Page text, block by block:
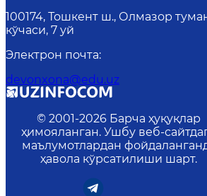
100174, Тошкент ш., Олмазор
кўчаси, 7 уй
Электрон почта:
devonxona@edu.uz
© 2001-2026 Барча ҳуқуқлар
ҳимояланган. Ушбу веб-
маълумотлардан
ҳавола кўрсатилиши шарт.